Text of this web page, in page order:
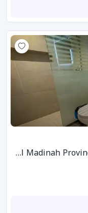
CMR-567 Apartment In Al Madinah Province, AL Madinah AL Munawwarah